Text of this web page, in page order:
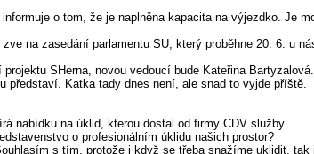
o tom, že je naplněna kapacita na výjezdko. Je
zve na zasedání parlamentu SU, který proběhne 20. 6. u
projektu SHerna, novou vedoucí bude Kateřina
představí. Katka tady dnes není, ale snad to vyjde příště.
nabídku na úklid, kterou dostal od firmy CDV služby.
o profesionálním úklidu našich prostor?
s tím, protože i když se třeba snažíme uklidit, tak